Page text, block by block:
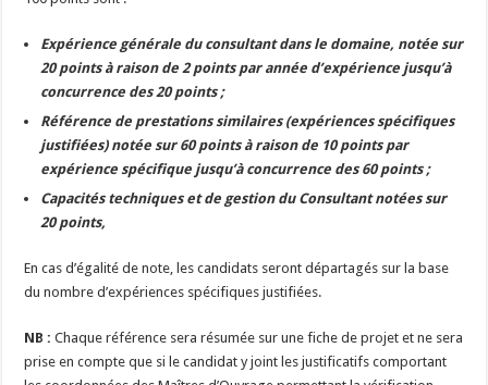
Expérience générale du consultant dans le domaine, notée sur
20 points à raison de 2 points par année d’expérience jusqu’à
concurrence des 20 points ;
Référence de prestations similaires (expériences spécifiques
justifiées) notée sur 60 points à raison de 10 points par
expérience spécifique jusqu’à concurrence des 60 points ;
Capacités techniques et de gestion du Consultant notées sur
20 points,
En cas d’égalité de note, les candidats seront départagés sur la base
du nombre d’expériences spécifiques justifiées.
NB : Chaque référence sera résumée sur une fiche de projet et ne sera
prise en compte que si le candidat y joint les justificatifs comportant